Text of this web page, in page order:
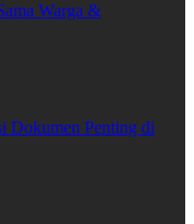
Warga &
Dokumen Penting di